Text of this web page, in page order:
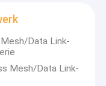
Data Link-
Mesh/Data Link-